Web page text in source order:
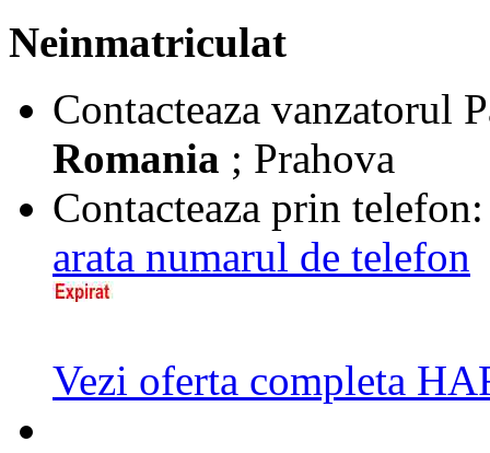
Neinmatriculat
Contacteaza vanzatorul
Romania ; Prahova
Contacteaza prin telefon:
arata numarul de telefon
Vezi oferta completa